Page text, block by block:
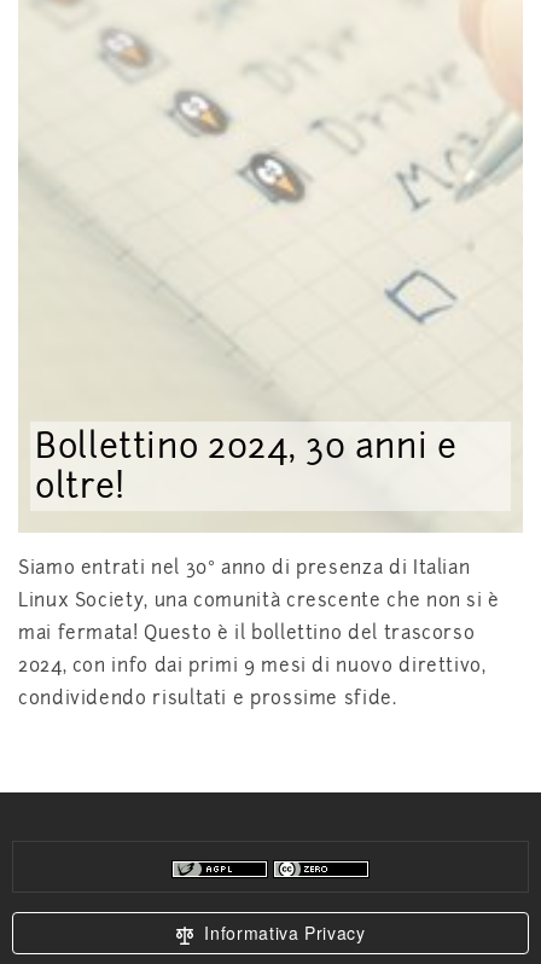
Bollettino 2024, 30 anni e
oltre!
Siamo entrati nel 30° anno di presenza di Italian
Linux Society, una comunità crescente che non si è
mai fermata! Questo è il bollettino del trascorso
2024, con info dai primi 9 mesi di nuovo direttivo,
condividendo risultati e prossime sfide.
Informativa Privacy